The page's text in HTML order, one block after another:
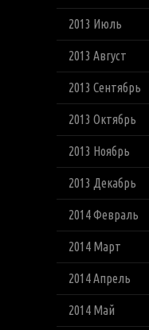
2013 Июль
2013 Август
2013 Сентябрь
2013 Октябрь
2013 Ноябрь
2013 Декабрь
2014 Февраль
2014 Март
2014 Апрель
2014 Май